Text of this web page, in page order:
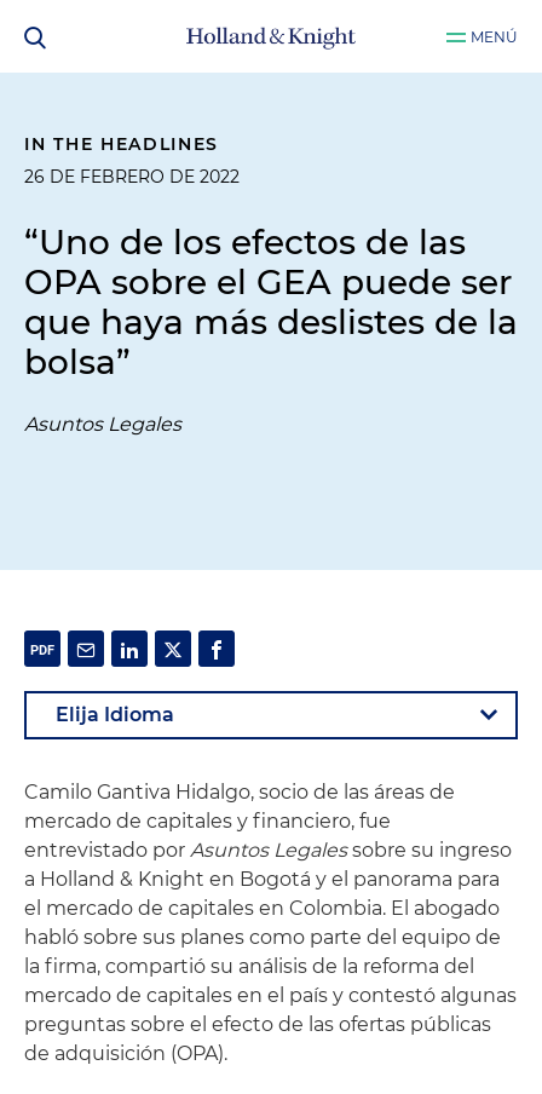
MENÚ
IN THE HEADLINES
26 DE FEBRERO DE 2022
“Uno de los efectos de las
OPA sobre el GEA puede ser
que haya más deslistes de la
bolsa”
Asuntos Legales
Camilo Gantiva Hidalgo, socio de las áreas de
mercado de capitales y financiero, fue
entrevistado por Asuntos Legalessobre su ingreso
a Holland & Knight en Bogotá y el panorama para
el mercado de capitales en Colombia. El abogado
habló sobre sus planes como parte del equipo de
la firma, compartió su análisis de la reforma del
mercado de capitales en el país y contestó algunas
preguntas sobre el efecto de las ofertas públicas
de adquisición (OPA).